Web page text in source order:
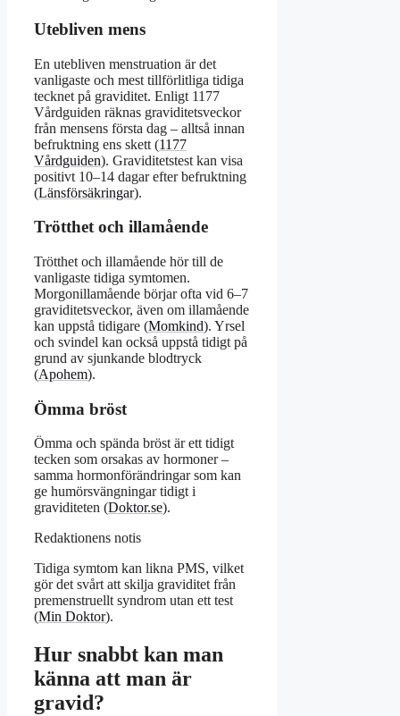
Utebliven mens
En utebliven menstruation är det
vanligaste och mest tillförlitliga tidiga
tecknet på graviditet. Enligt 1177
Vårdguiden räknas graviditetsveckor
från mensens första dag – alltså innan
befruktning ens skett (1177
Vårdguiden). Graviditetstest kan visa
positivt 10–14 dagar efter befruktning
(Länsförsäkringar).
Trötthet och illamående
Trötthet och illamående hör till de
vanligaste tidiga symtomen.
Morgonillamående börjar ofta vid 6–7
graviditetsveckor, även om illamående
kan uppstå tidigare (Momkind). Yrsel
och svindel kan också uppstå tidigt på
grund av sjunkande blodtryck
(Apohem).
Ömma bröst
Ömma och spända bröst är ett tidigt
tecken som orsakas av hormoner –
samma hormonförändringar som kan
ge humörsvängningar tidigt i
graviditeten (Doktor.se).
Redaktionens notis
Tidiga symtom kan likna PMS, vilket
gör det svårt att skilja graviditet från
premenstruellt syndrom utan ett test
(Min Doktor).
Hur snabbt kan man
känna att man är
gravid?